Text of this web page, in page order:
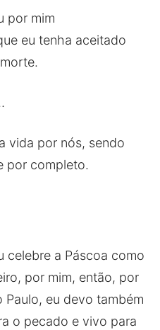
por mim
eu tenha aceitado
vida por nós, sendo
por completo.
celebre a Páscoa como
por mim, então, por
eu devo também
o pecado e vivo para